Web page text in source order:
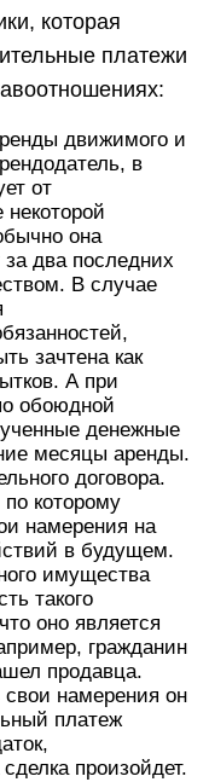
которая
платежи
движимого и
в
от
некоторой
она
два последних
В случае
зачтена как
А при
обоюдной
денежные
месяцы аренды.
договора.
которому
намерения на
в будущем.
имущества
такого
оно является
гражданин
продавца.
намерения он
платеж
произойдет.